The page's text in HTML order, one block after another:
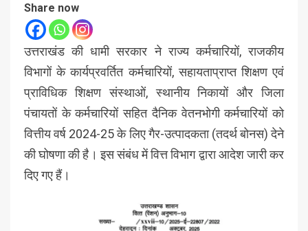
Share now
उत्तराखंड की धामी सरकार ने राज्य कर्मचारियों, राजकीय
विभागों के कार्यप्रवर्तित कर्मचारियों, सहायताप्राप्त शिक्षण एवं
प्राविधिक शिक्षण संस्थाओं, स्थानीय निकायों और जिला
पंचायतों के कर्मचारियों सहित दैनिक वेतनभोगी कर्मचारियों को
वित्तीय वर्ष 2024-25 के लिए गैर-उत्पादकता (तदर्थ बोनस) देने
की घोषणा की है। इस संबंध में वित्त विभाग द्वारा आदेश जारी कर
दिए गए हैं।